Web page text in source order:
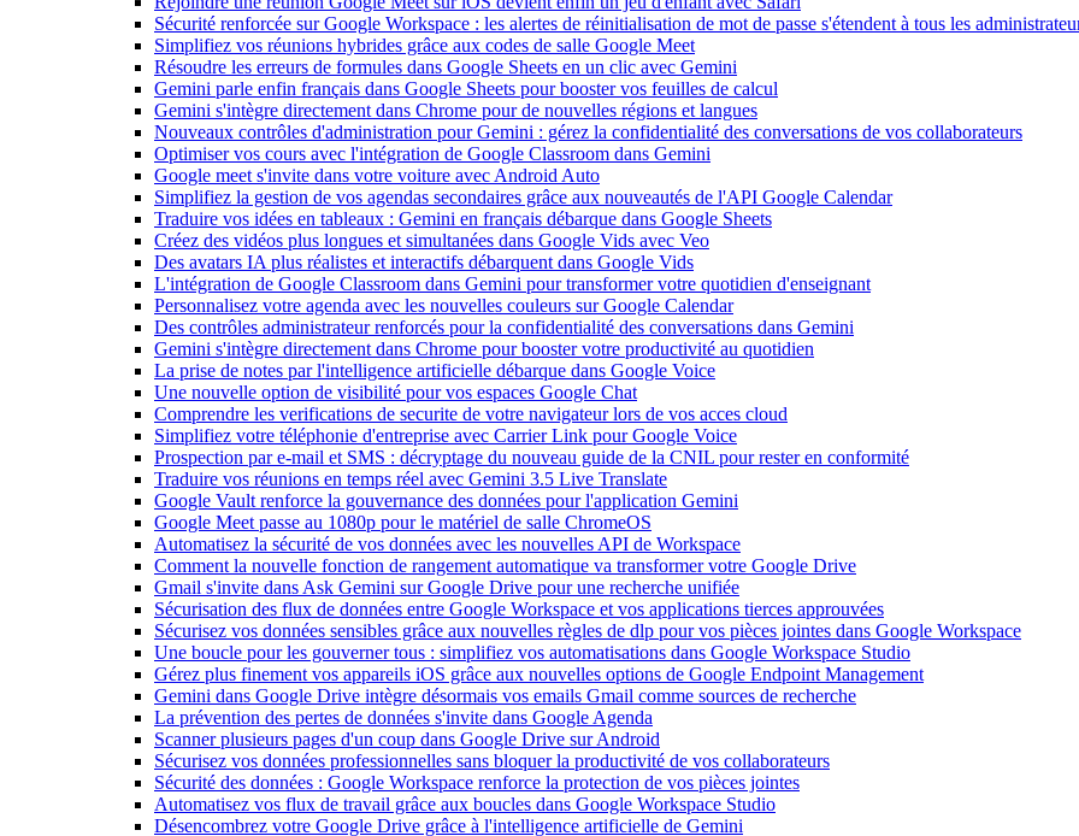
Sécurité renforcée sur Google Workspace : les alertes de réinitialisation de mot de passe s'étendent à tous les
Simplifiez vos réunions hybrides grâce aux codes de salle Google Meet
Résoudre les erreurs de formules dans Google Sheets en un clic avec Gemini
Gemini parle enfin français dans Google Sheets pour booster vos feuilles de calcul
Gemini s'intègre directement dans Chrome pour de nouvelles régions et langues
Nouveaux contrôles d'administration pour Gemini : gérez la confidentialité des conversations de vos collaborateurs
Optimiser vos cours avec l'intégration de Google Classroom dans Gemini
Google meet s'invite dans votre voiture avec Android Auto
Simplifiez la gestion de vos agendas secondaires grâce aux nouveautés de l'API Google Calendar
Traduire vos idées en tableaux : Gemini en français débarque dans Google Sheets
Créez des vidéos plus longues et simultanées dans Google Vids avec Veo
Des avatars IA plus réalistes et interactifs débarquent dans Google Vids
L'intégration de Google Classroom dans Gemini pour transformer votre quotidien d'enseignant
Personnalisez votre agenda avec les nouvelles couleurs sur Google Calendar
Des contrôles administrateur renforcés pour la confidentialité des conversations dans Gemini
Gemini s'intègre directement dans Chrome pour booster votre productivité au quotidien
La prise de notes par l'intelligence artificielle débarque dans Google Voice
Une nouvelle option de visibilité pour vos espaces Google Chat
Comprendre les verifications de securite de votre navigateur lors de vos acces cloud
Simplifiez votre téléphonie d'entreprise avec Carrier Link pour Google Voice
Prospection par e-mail et SMS : décryptage du nouveau guide de la CNIL pour rester en conformité
Traduire vos réunions en temps réel avec Gemini 3.5 Live Translate
Google Vault renforce la gouvernance des données pour l'application Gemini
Google Meet passe au 1080p pour le matériel de salle ChromeOS
Automatisez la sécurité de vos données avec les nouvelles API de Workspace
Comment la nouvelle fonction de rangement automatique va transformer votre Google Drive
Gmail s'invite dans Ask Gemini sur Google Drive pour une recherche unifiée
Sécurisation des flux de données entre Google Workspace et vos applications tierces approuvées
Sécurisez vos données sensibles grâce aux nouvelles règles de dlp pour vos pièces jointes dans Google Workspace
Une boucle pour les gouverner tous : simplifiez vos automatisations dans Google Workspace Studio
Gérez plus finement vos appareils iOS grâce aux nouvelles options de Google Endpoint Management
Gemini dans Google Drive intègre désormais vos emails Gmail comme sources de recherche
La prévention des pertes de données s'invite dans Google Agenda
Scanner plusieurs pages d'un coup dans Google Drive sur Android
Sécurisez vos données professionnelles sans bloquer la productivité de vos collaborateurs
Sécurité des données : Google Workspace renforce la protection de vos pièces jointes
Automatisez vos flux de travail grâce aux boucles dans Google Workspace Studio
Désencombrez votre Google Drive grâce à l'intelligence artificielle de Gemini